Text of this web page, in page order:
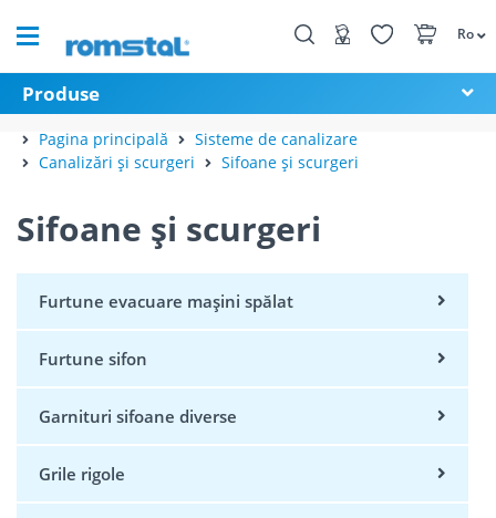
Ro
Produse
Pagina principală
Sisteme de canalizare
Canalizări și scurgeri
Sifoane și scurgeri
Sifoane și scurgeri
Furtune evacuare mașini spălat
Furtune sifon
Garnituri sifoane diverse
Grile rigole